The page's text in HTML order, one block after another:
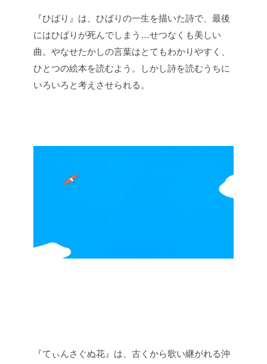
『ひばり』は、ひばりの一生を描いた詩で、最後
にはひばりが死んでしまう…せつなくも美しい
曲。やなせたかしの言葉はとてもわかりやすく、
ひとつの絵本を読むよう。しかし詩を読むうちに
いろいろと考えさせられる。
『てぃんさぐぬ花』は、古くから歌い継がれる沖